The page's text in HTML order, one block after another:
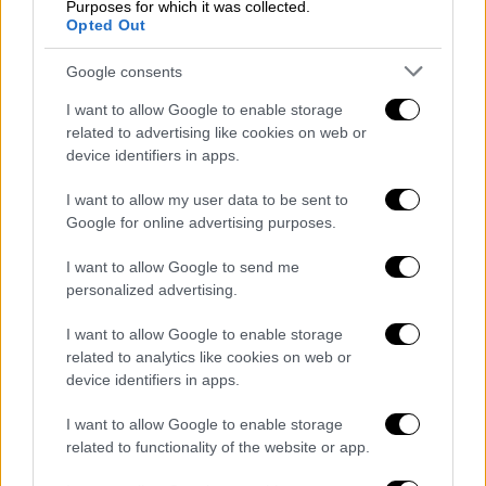
Purposes for which it was collected.
Opted Out
Google consents
I want to allow Google to enable storage
related to advertising like cookies on web or
device identifiers in apps.
I want to allow my user data to be sent to
Google for online advertising purposes.
I want to allow Google to send me
personalized advertising.
I want to allow Google to enable storage
related to analytics like cookies on web or
device identifiers in apps.
I want to allow Google to enable storage
related to functionality of the website or app.
124 για χρήση κινητού τηλεφώνου,
115 για αντικανονικούς ελιγμούς,
114 για κίνηση στο αντίθετο ρεύμα
100 για θορύβους,
80 για αντικανονικό προσπέρασμα,
74 για φθαρμένα ελαστικά,
67 για αντίθετη κίνηση σε μονόδρομο,
48 για μη χρήση παιδικών καθισμάτων,
31 για υπέρβαρο φορτίο,
24 για παραβίαση σήματος τροχονόμου,
21 για παραβίαση προτεραιότητας,
19 για καυσαέρια,
17 μη κίνηση σε δεξιό άκρο οδού,
14 για απόσπαση προσοχής οδηγού,